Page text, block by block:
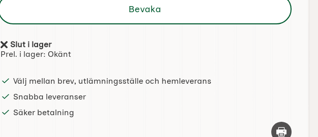
Bevaka
Tillgänglighet:
Slut i lager
Prel. i lager: Okänt
Välj mellan brev, utlämningsställe och hemleverans
Snabba leveranser
Säker betalning
Skriv ut